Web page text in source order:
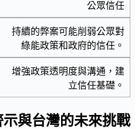
公眾信任
持續的弊案可能削弱公眾對
綠能政策和政府的信任。
增強政策透明度與溝通，建
立信任基礎。
與台灣的未來挑戰